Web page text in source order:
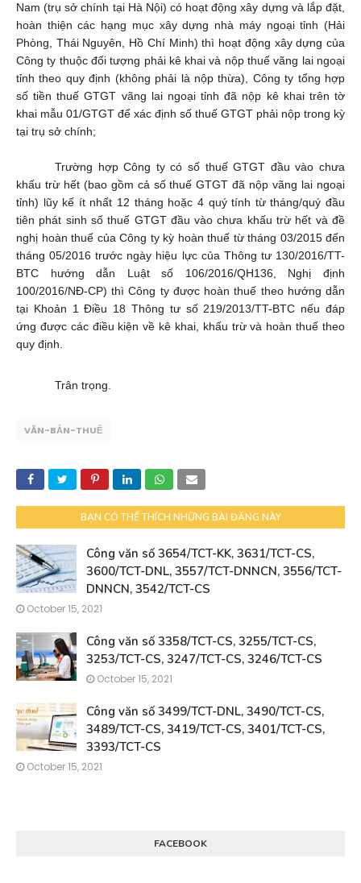
Nam (trụ sở chính tại Hà Nội) có hoạt động xây dựng và lắp đặt,
hoàn thiện các hạng mục xây dựng nhà máy ngoại tỉnh (Hải
Phòng, Thái Nguyên, Hồ Chí Minh) thì hoạt động xây dựng của
Công ty thuộc đối tượng phải kê khai và nộp thuế vãng lai ngoại
tỉnh theo quy định (không phải là nộp thừa), Công ty tổng hợp
số tiền thuế GTGT vãng lai ngoại tỉnh đã nộp kê khai trên tờ
khai mẫu 01/GTGT để xác định số thuế GTGT phải nộp trong kỳ
tại trụ sở chính;
Trường hợp Công ty có số thuế GTGT đầu vào chưa
khấu trừ hết (bao gồm cả số thuế GTGT đã nộp vãng lai ngoại
tỉnh) lũy kế ít nhất 12 tháng hoặc 4 quý tính từ tháng/quý đầu
tiên phát sinh số thuế GTGT đầu vào chưa khấu trừ hết và đề
nghị hoàn thuế của Công ty kỳ hoàn thuế từ tháng 03/2015 đến
tháng 05/2016 trước ngày hiệu lực của Thông tư 130/2016/TT-
BTC hướng dẫn Luật số 106/2016/QH136, Nghị định
100/2016/NĐ-CP) thì Công ty được hoàn thuế theo hướng dẫn
tại Khoản 1 Điều 18 Thông tư số 219/2013/TT-BTC nếu đáp
ứng được các điều kiện về kê khai, khấu trừ và hoàn thuế theo
quy định.
Trân trọng.
VĂN-BẢN-THUẾ
BẠN CÓ THỂ THÍCH NHỮNG BÀI ĐĂNG NÀY
Công văn số 3654/TCT-KK, 3631/TCT-CS,
3600/TCT-DNL, 3557/TCT-DNNCN, 3556/TCT-
DNNCN, 3542/TCT-CS
October 15, 2021
Công văn số 3358/TCT-CS, 3255/TCT-CS,
3253/TCT-CS, 3247/TCT-CS, 3246/TCT-CS
October 15, 2021
Công văn số 3499/TCT-DNL, 3490/TCT-CS,
3489/TCT-CS, 3419/TCT-CS, 3401/TCT-CS,
3393/TCT-CS
October 15, 2021
FACEBOOK